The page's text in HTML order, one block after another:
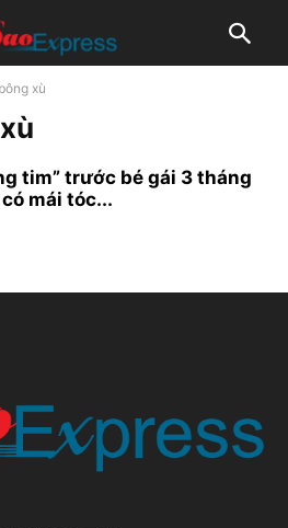
xù
tim” trước bé gái 3 tháng
mái tóc...